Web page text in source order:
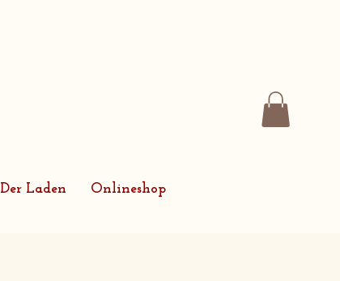
Der Laden Onlineshop